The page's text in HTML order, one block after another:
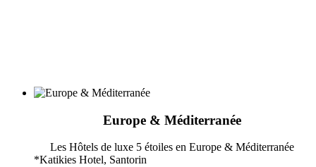
Europe & Méditerranée
Les Hôtels de luxe 5 étoiles en Europe & Méditerranée
*Katikies Hotel, Santorin